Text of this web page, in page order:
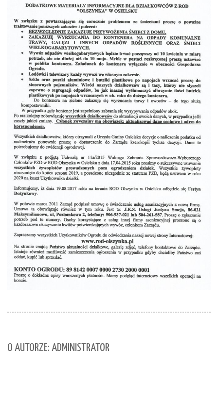
O AUTORZE: ADMINISTRATOR